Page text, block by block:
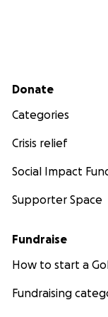
Secondary menu
Donate
Categories
Crisis relief
Social Impact
Supporter Space
Fundraise
How to start a
Fundraising